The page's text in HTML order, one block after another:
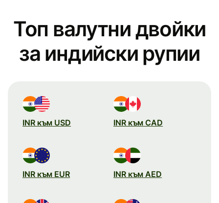
Топ валутни двойки
за индийски рупии
INR към USD INR към CAD
INR към EUR INR към AED